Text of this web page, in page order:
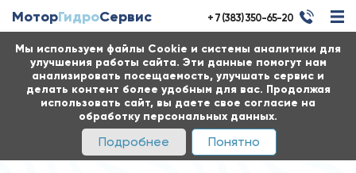
Мы используем файлы Cookie и системы аналитики для
улучшения работы сайта. Эти данные помогут нам
анализировать посещаемость, улучшать сервис и
делать контент более удобным для вас. Продолжая
использовать сайт, вы даете свое согласие на
обработку персональных данных.
Подробнее Понятно
МоторГидроСервис + 7 (383) 350-65-20